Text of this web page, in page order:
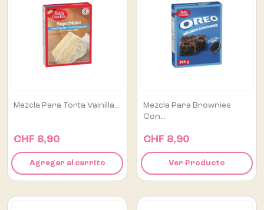
Mezcla Para Torta Vainilla...
CHF 8,90
Agregar al carrito
Mezcla Para Brownies
Con...
CHF 8,90
Ver Producto